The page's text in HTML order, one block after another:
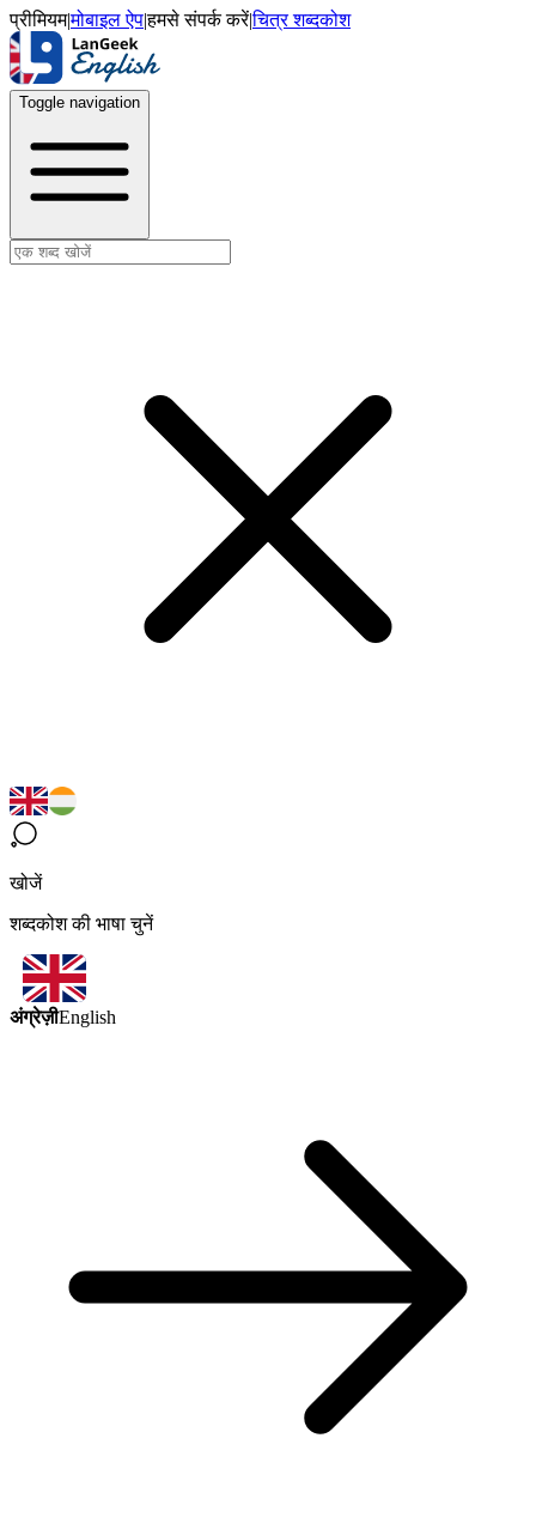
प्रीमियम|मोबाइल ऐप|हमसे संपर्क करें|चित्र शब्दकोश
Toggle navigation
खोजें
शब्दकोश की भाषा चुनें
अंग्रेज़ीEnglish